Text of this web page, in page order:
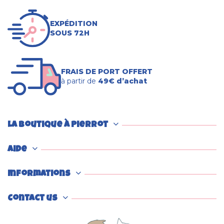
EXPÉDITION
SOUS 72H
FRAIS DE PORT OFFERT
à partir de 49€ d’achat
La boutique à Pierrot
Aide
Informations
Contact us